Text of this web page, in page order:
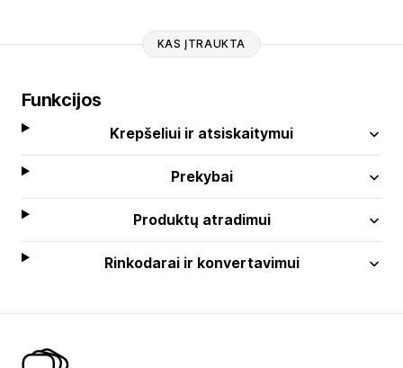
KAS ĮTRAUKTA
Funkcijos
Krepšeliui ir atsiskaitymui
Prekybai
Produktų atradimui
Rinkodarai ir konvertavimui